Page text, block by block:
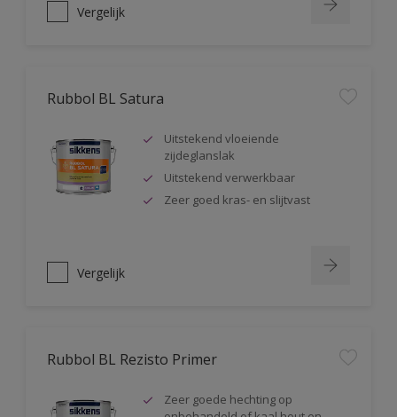
Vergelijk
Rubbol BL Satura
Uitstekend vloeiende
zijdeglanslak
Uitstekend verwerkbaar
Zeer goed kras- en slijtvast
Vergelijk
Rubbol BL Rezisto Primer
Zeer goede hechting op